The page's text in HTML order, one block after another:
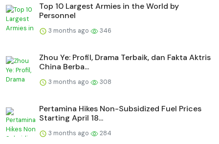
Top 10 Largest Armies in the World by
Personnel
3 months ago 346
Zhou Ye: Profil, Drama Terbaik, dan Fakta Aktris
China Berba...
3 months ago 308
Pertamina Hikes Non-Subsidized Fuel Prices
Starting April 18...
3 months ago 284